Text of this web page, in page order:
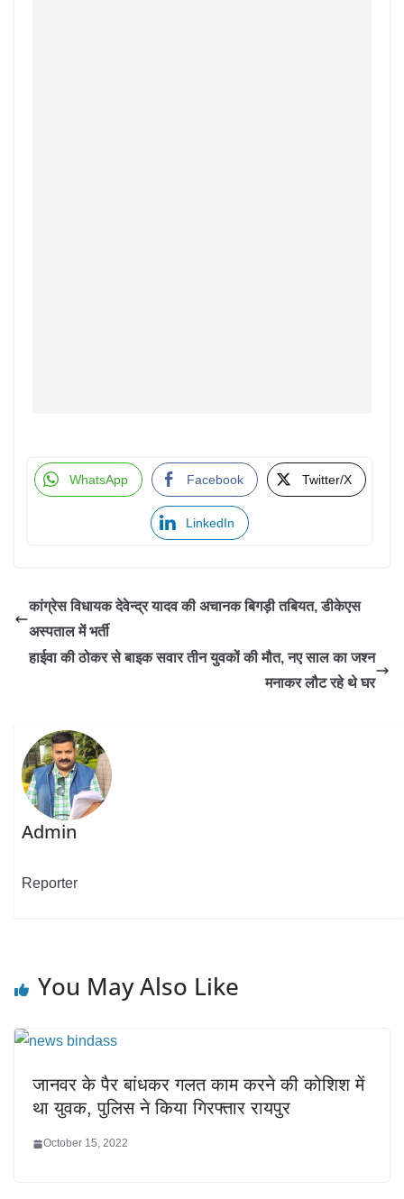
WhatsApp Facebook Twitter/X
LinkedIn
कांग्रेस विधायक देवेन्द्र यादव की अचानक बिगड़ी तबियत, डीकेएस
अस्पताल में भर्ती
हाईवा की ठोकर से बाइक सवार तीन युवकों की मौत, नए साल का जश्न
मनाकर लौट रहे थे घर
Admin
Reporter
You May Also Like
जानवर के पैर बांधकर गलत काम करने की कोशिश में
था युवक, पुलिस ने किया गिरफ्तार रायपुर
October 15, 2022